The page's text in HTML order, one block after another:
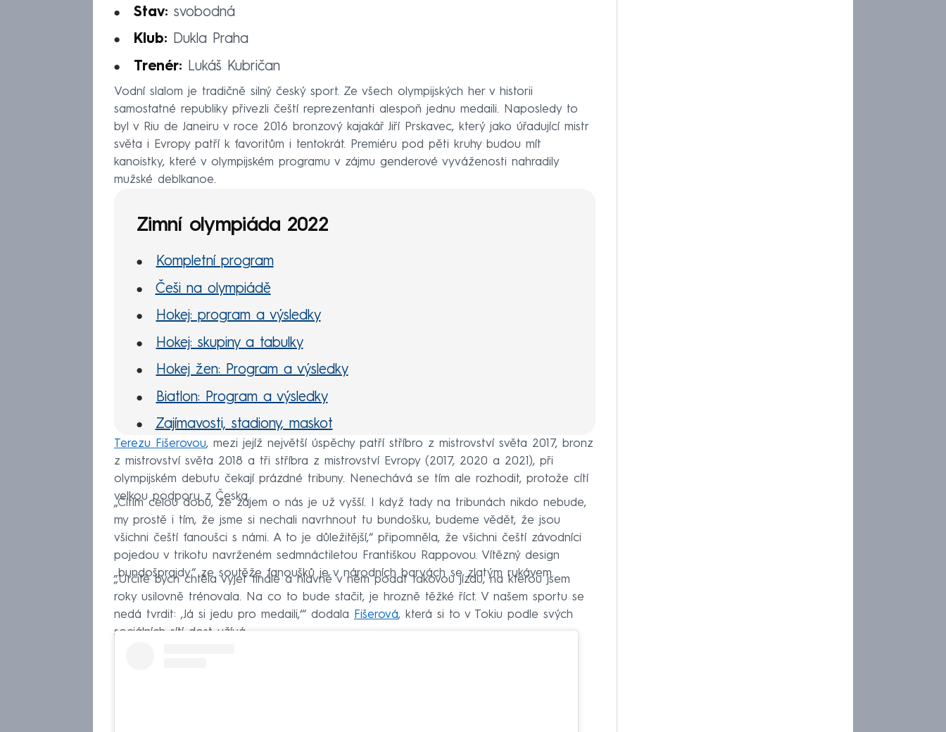
Stav: svobodná
Klub: Dukla Praha
Trenér: Lukáš Kubričan
Vodní slalom je tradičně silný český sport. Ze všech olympijských her v historii
samostatné republiky přivezli čeští reprezentanti alespoň jednu medaili. Naposledy to
byl v Riu de Janeiru v roce 2016 bronzový kajakář Jiří Prskavec, který jako úřadující mistr
světa i Evropy patří k favoritům i tentokrát. Premiéru pod pěti kruhy budou mít
kanoistky, které v olympijském programu v zájmu genderové vyváženosti nahradily
mužské deblkanoe.
Zimní olympiáda 2022
Kompletní program
Češi na olympiádě
Hokej: program a výsledky
Hokej: skupiny a tabulky
Hokej žen: Program a výsledky
Biatlon: Program a výsledky
Zajímavosti, stadiony, maskot
Olympijské symboly
MS hokej 2022
Terezu Fišerovou, mezi jejíž největší úspěchy patří stříbro z mistrovství světa 2017, bronz
z mistrovství světa 2018 a tři stříbra z mistrovství Evropy (2017, 2020 a 2021), při
olympijském debutu čekají prázdné tribuny. Nenechává se tím ale rozhodit, protože cítí
velkou podporu z Česka.
„Cítím celou dobu, že zájem o nás je už vyšší. I když tady na tribunách nikdo nebude,
my prostě i tím, že jsme si nechali navrhnout tu bundošku, budeme vědět, že jsou
všichni čeští fanoušci s námi. A to je důležitější,“ připomněla, že všichni čeští závodníci
pojedou v trikotu navrženém sedmnáctiletou Františkou Rappovou. Vítězný design
„bundošprajdy“ ze soutěže fanoušků je v národních barvách se zlatým rukávem.
„Určitě bych chtěla vyjet finále a hlavně v něm podat takovou jízdu, na kterou jsem
roky usilovně trénovala. Na co to bude stačit, je hrozně těžké říct. V našem sportu se
nedá tvrdit: ‚Já si jedu pro medaili,‘“ dodala
Fišerová, která si to v Tokiu podle svých
sociálních sítí dost užívá.